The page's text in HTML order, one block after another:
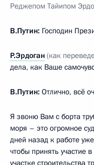
Реджепом Тайипом
В.Путин: Господин
Р.Эрдоган (как
дела, как Ваше
В.Путин: Отлично, всё
Я звоню Вам с борта
моря – это огромное
дней назад к работе
чтобы принять участие
участке строительства